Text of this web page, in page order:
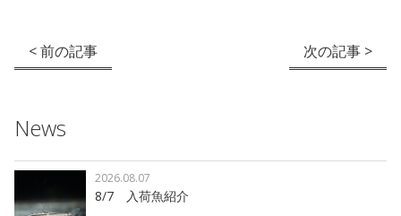
< 前の記事 次の記事 >
News
8/7 入荷魚紹介
2026.08.07